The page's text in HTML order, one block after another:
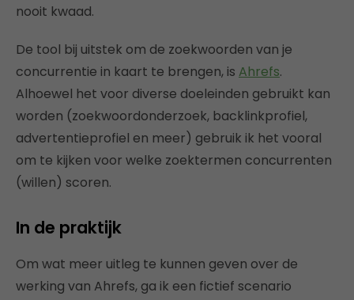
nooit kwaad.
De tool bij uitstek om de zoekwoorden van je
concurrentie in kaart te brengen, is Ahrefs.
Alhoewel het voor diverse doeleinden gebruikt kan
worden (zoekwoordonderzoek, backlinkprofiel,
advertentieprofiel en meer) gebruik ik het vooral
om te kijken voor welke zoektermen concurrenten
(willen) scoren.
In de praktijk
Om wat meer uitleg te kunnen geven over de
werking van Ahrefs, ga ik een fictief scenario